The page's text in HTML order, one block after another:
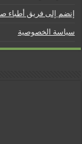
إنضم إلى فريق أطباء
سياسة الخصوصية